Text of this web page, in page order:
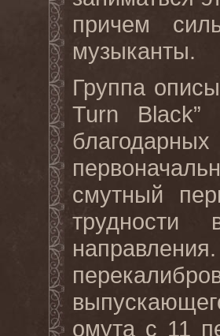
причем
музыканты.
Группа
Turn
смутный
трудности
омута с 11